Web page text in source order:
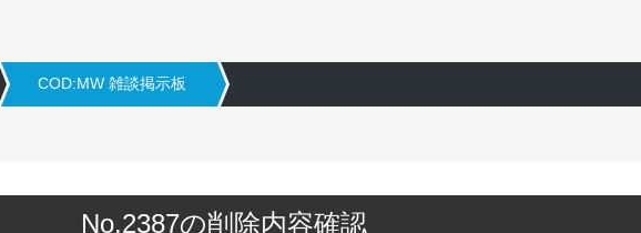
COD:MW 雑談掲示板
No.2387の削除内容確認